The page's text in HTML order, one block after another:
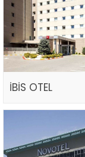
İBİS OTEL